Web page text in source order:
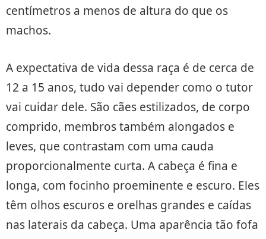
centímetros a menos de altura do que os
machos.
A expectativa de vida dessa raça é de cerca de
12 a 15 anos, tudo vai depender como o tutor
vai cuidar dele. São cães estilizados, de corpo
comprido, membros também alongados e
leves, que contrastam com uma cauda
proporcionalmente curta. A cabeça é fina e
longa, com focinho proeminente e escuro. Eles
têm olhos escuros e orelhas grandes e caídas
nas laterais da cabeça. Uma aparência tão fofa